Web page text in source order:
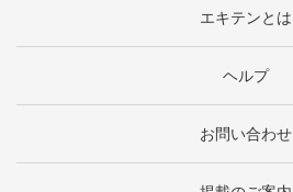
エキテンとは
ヘルプ
お問い合わせ